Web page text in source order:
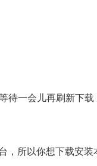
待一会儿再刷新下
所以你想下载安